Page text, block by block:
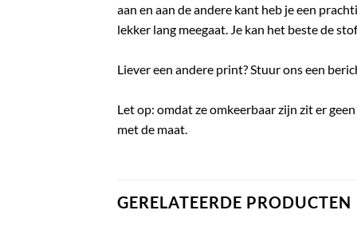
aan en aan de andere kant heb je een
lekker lang meegaat. Je kan het beste de
Liever een andere print? Stuur ons een
Let op: omdat ze omkeerbaar zijn zit er
met de maat.
GERELATEERDE PRODUCTEN